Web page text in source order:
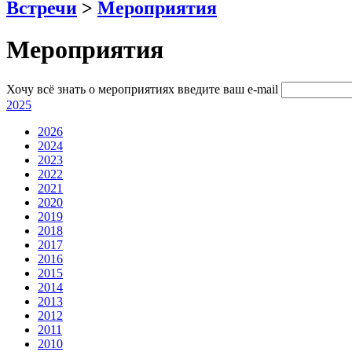
Встречи > Мероприятия
Мероприятия
Хочу всё знать о мероприятиях введите ваш e-mail
2025
2026
2024
2023
2022
2021
2020
2019
2018
2017
2016
2015
2014
2013
2012
2011
2010